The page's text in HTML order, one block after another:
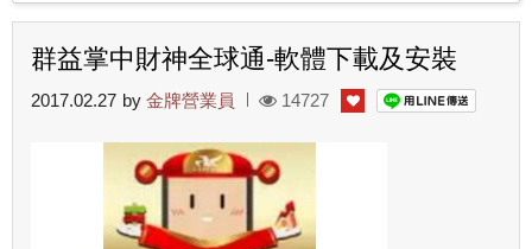
群益掌中財神全球通-軟體下載及安裝
2017.02.27 by 金牌營業員 14727